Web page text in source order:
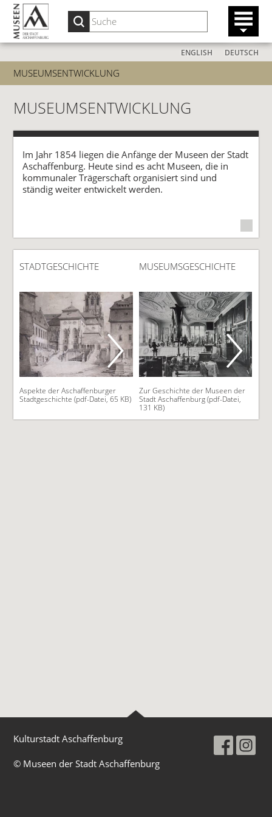
MUSEUMSENTWICKLUNG
DEUTSCH
ENGLISH
MUSEUMSENTWICKLUNG
Im Jahr 1854 liegen die Anfänge der Museen der Stadt
Aschaffenburg. Heute sind es acht Museen, die in
kommunaler Trägerschaft organisiert sind und
ständig weiter entwickelt werden.
STADTGESCHICHTE
Aspekte der Aschaffenburger
Stadtgeschichte (pdf-Datei, 65 KB)
MUSEUMSGESCHICHTE
Zur Geschichte der Museen der
Stadt Aschaffenburg (pdf-Datei,
131 KB)
Kulturstadt Aschaffenburg
© Museen der Stadt Aschaffenburg